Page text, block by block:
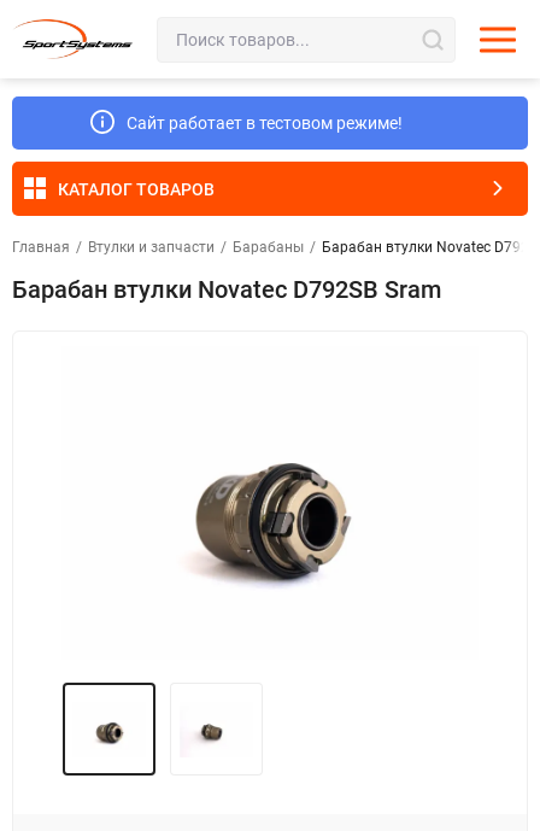
Сайт работает в тестовом режиме!
КАТАЛОГ ТОВАРОВ
Главная / Втулки и запчасти / Барабаны / Барабан втулки Novatec
Барабан втулки Novatec D792SB Sram